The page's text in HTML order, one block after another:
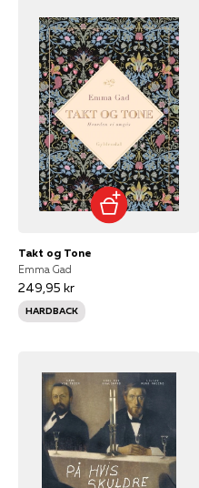
Takt og Tone
Emma Gad
249,95 kr
HARDBACK